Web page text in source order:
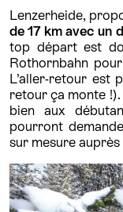
Lenzerheide,
de 17 km avec un
top départ est
Rothornbahn
L’aller-retour est
retour ça monte
bien aux
pourront
sur mesure